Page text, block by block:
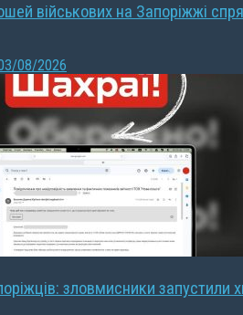
військових на Запоріжжі
08/2026
зловмисники запустили